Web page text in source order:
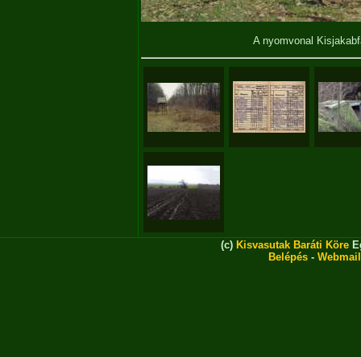
A nyomvonal
(c) Kisvasutak Baráti Köre
Belépés - Webmail